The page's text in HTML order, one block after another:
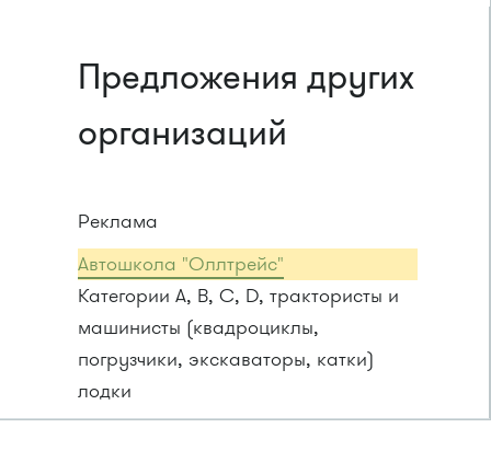
Предложения других
организаций
Реклама
Автошкола "Оллтрейс"
Категории A, B, C, D, трактористы и
машинисты (квадроциклы,
погрузчики, экскаваторы, катки)
лодки